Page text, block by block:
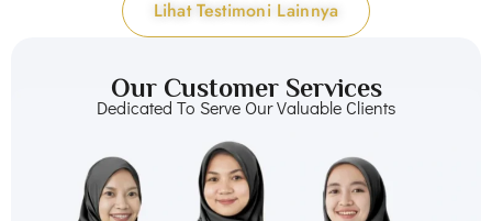
Lihat Testimoni Lainnya
Our Customer Services
Dedicated To Serve Our Valuable Clients